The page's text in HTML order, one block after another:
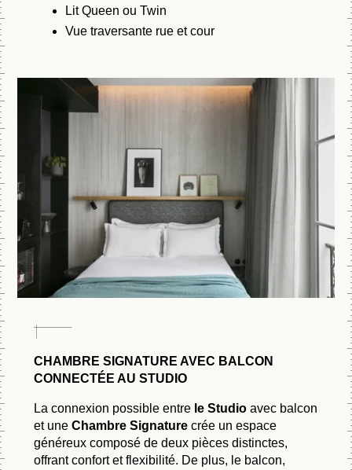
Lit Queen ou Twin
Vue traversante rue et cour
CHAMBRE SIGNATURE AVEC BALCON
CONNECTÉE AU STUDIO
La connexion possible entre le Studio avec balcon
et une Chambre Signaturecrée un espace
généreux composé de deux pièces distinctes,
offrant confort et flexibilité. De plus, le balcon,